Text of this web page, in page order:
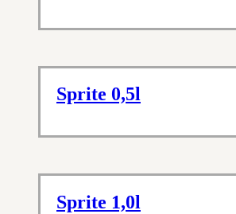
Sprite 0,5l
Sprite 1,0l